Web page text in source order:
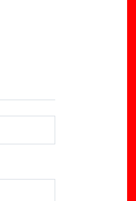
Farul
Vs